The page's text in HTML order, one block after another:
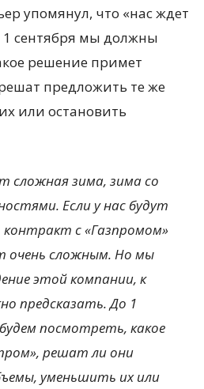
упомянул, что «нас ждет
1 сентября мы должны
решение примет
предложить те же
или остановить
сложная зима, зима со
Если у нас будут
контракт с «Газпромом»
очень сложным. Но мы
этой компании, к
предсказать. До 1
посмотреть, какое
решат ли они
уменьшить их или